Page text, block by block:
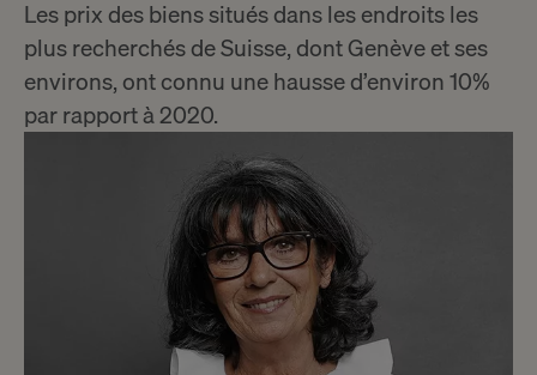
Les prix des biens situés dans les endroits les
plus recherchés de Suisse, dont Genève et ses
environs, ont connu une hausse d’environ 10%
par rapport à 2020.